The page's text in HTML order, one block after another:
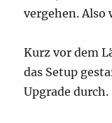
vergehen. Also
Kurz vor dem
das Setup
Upgrade durch.